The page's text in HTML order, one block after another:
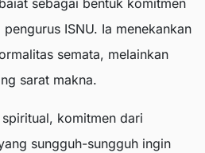
sebagai bentuk komitmen
ISNU. Ia menekankan
semata, melainkan
sarat makna.
komitmen dari
sungguh-sungguh ingin